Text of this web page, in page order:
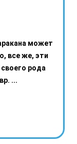
может
все же, эти
рода
...